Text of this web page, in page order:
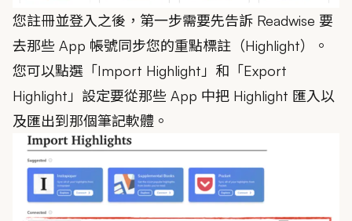
您註冊並登入之後，第一步需要先告訴 Readwise 要
去那些 App 帳號同步您的重點標註（Highlight）。
您可以點選「Import Highlight」和「Export
Highlight」設定要從那些 App 中把 Highlight 匯入以
及匯出到那個筆記軟體。